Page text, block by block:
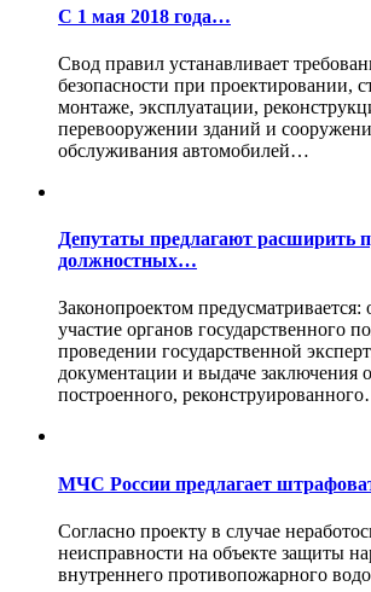
С 1 мая 2018 года…
Свод правил устанавливает
безопасности при проектировании,
монтаже, эксплуатации,
перевооружении зданий и
обслуживания автомобилей…
Депутаты предлагают расширить
должностных…
Законопроектом предусматривается:
участие органов государственного
проведении государственной
документации и выдаче заключения
построенного,
МЧС России предлагает
Согласно проекту в случае
неисправности на объекте защиты
внутреннего противопожарного